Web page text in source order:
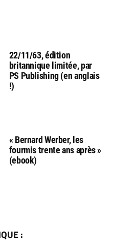
22/11/63, édition
britannique limitée, par
PS Publishing (en anglais
!)
« Bernard Werber, les
fourmis trente ans après »
(ebook)
: